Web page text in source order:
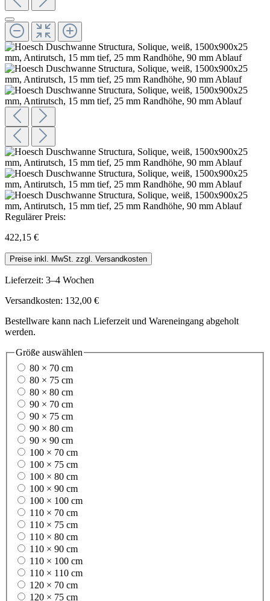
Regulärer Preis:
422,15 €
Preise inkl. MwSt. zzgl. Versandkosten
Lieferzeit: 3–4 Wochen
Versandkosten: 132,00 €
Bestellware kann nach Lieferzeit und Wareneingang abgeholt
werden.
Größe auswählen
80 × 70 cm
80 × 75 cm
80 × 80 cm
90 × 70 cm
90 × 75 cm
90 × 80 cm
90 × 90 cm
100 × 70 cm
100 × 75 cm
100 × 80 cm
100 × 90 cm
100 × 100 cm
110 × 70 cm
110 × 75 cm
110 × 80 cm
110 × 90 cm
110 × 100 cm
110 × 110 cm
120 × 70 cm
120 × 75 cm